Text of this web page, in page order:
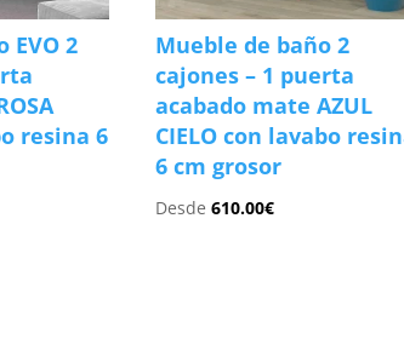
EVO 2
resina 6
Mueble de baño 2
cajones – 1 puerta
acabado mate AZUL
CIELO con lavabo
6 cm grosor
Desde610.00€